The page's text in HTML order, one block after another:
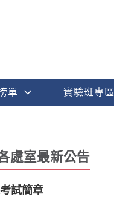
單 實驗班專區
處室最新公告
試簡章